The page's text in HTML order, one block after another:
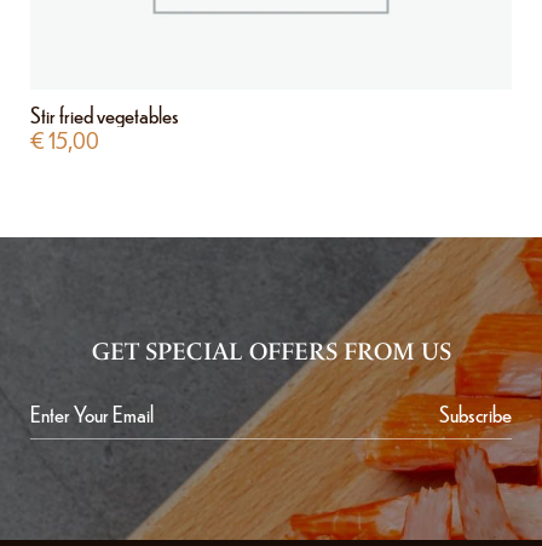
Stir fried vegetables
€15,00
GET SPECIAL OFFERS FROM US
Subscribe